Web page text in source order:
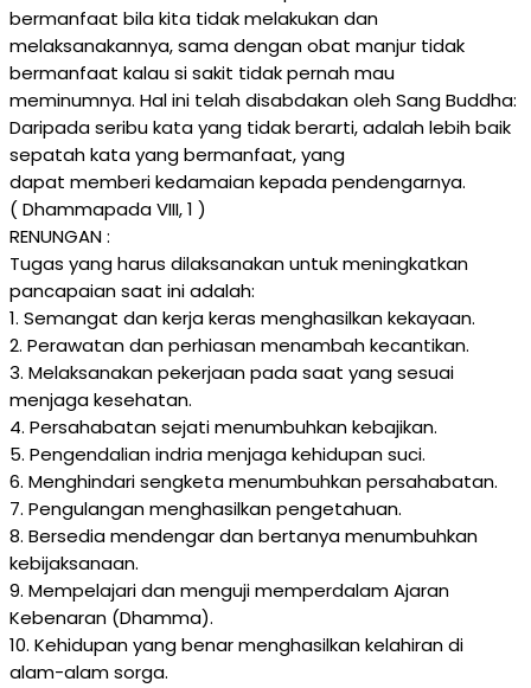
bermanfaat bila kita tidak melakukan dan
melaksanakannya, sama dengan obat manjur tidak
bermanfaat kalau si sakit tidak pernah mau
meminumnya. Hal ini telah disabdakan oleh Sang Buddha:
Daripada seribu kata yang tidak berarti, adalah lebih baik
sepatah kata yang bermanfaat, yang
dapat memberi kedamaian kepada pendengarnya.
( Dhammapada VIII, 1 )
RENUNGAN :
Tugas yang harus dilaksanakan untuk meningkatkan
pancapaian saat ini adalah:
1. Semangat dan kerja keras menghasilkan kekayaan.
2. Perawatan dan perhiasan menambah kecantikan.
3. Melaksanakan pekerjaan pada saat yang sesuai
menjaga kesehatan.
4. Persahabatan sejati menumbuhkan kebajikan.
5. Pengendalian indria menjaga kehidupan suci.
6. Menghindari sengketa menumbuhkan persahabatan.
7. Pengulangan menghasilkan pengetahuan.
8. Bersedia mendengar dan bertanya menumbuhkan
kebijaksanaan.
9. Mempelajari dan menguji memperdalam Ajaran
Kebenaran (Dhamma).
10. Kehidupan yang benar menghasilkan kelahiran di
alam-alam sorga.